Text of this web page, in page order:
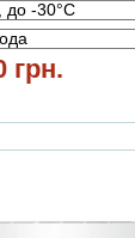
грн.